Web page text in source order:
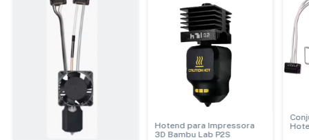
Hotend para Impressora
3D Bambu Lab P2S